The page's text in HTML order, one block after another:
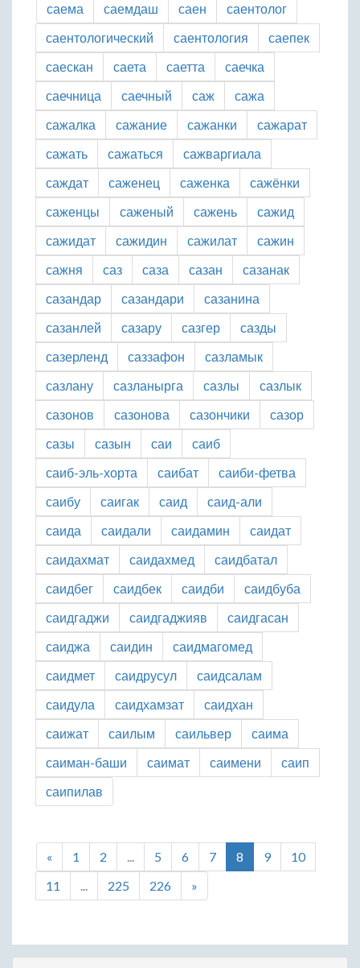
саема саемдаш саен
саентолог
саентологический
саентология
саепек
саескан
саета саетта
саечка
саечница
саечный саж
сажа
сажалка
сажание сажанки
сажарат
сажать
сажаться
сажваргиала
саждат
саженец саженка
сажёнки
саженцы
саженый сажень
сажид
сажидат
сажидин сажилат
сажин
сажня
саз саза сазан
сазанак
сазандар
сазандари
сазанина
сазанлей
сазару сазгер
сазды
сазерленд
саззафон
сазламык
сазлану
сазланырга сазлы
сазлык
сазонов
сазонова сазончики
сазор
сазы
сазын саи
саиб
саиб-эль-хорта
саибат
саиби-фетва
саибу
саигак саид
саид-али
саида
саидали саидамин
саидат
саидахмат
саидахмед
саидбатал
саидбег
саидбек саидби
саидбуба
саидгаджи
саидгаджияв
саидгасан
саиджа
саидин
саидмагомед
саидмет
саидрусул
саидсалам
саидула
саидхамзат
саидхан
саижат
саилым саильвер
саима
саиман-баши
саимат саимени
саип
саипилав
« 1 2 ... 5 6 7 8 9
10
11
... 225 226 »